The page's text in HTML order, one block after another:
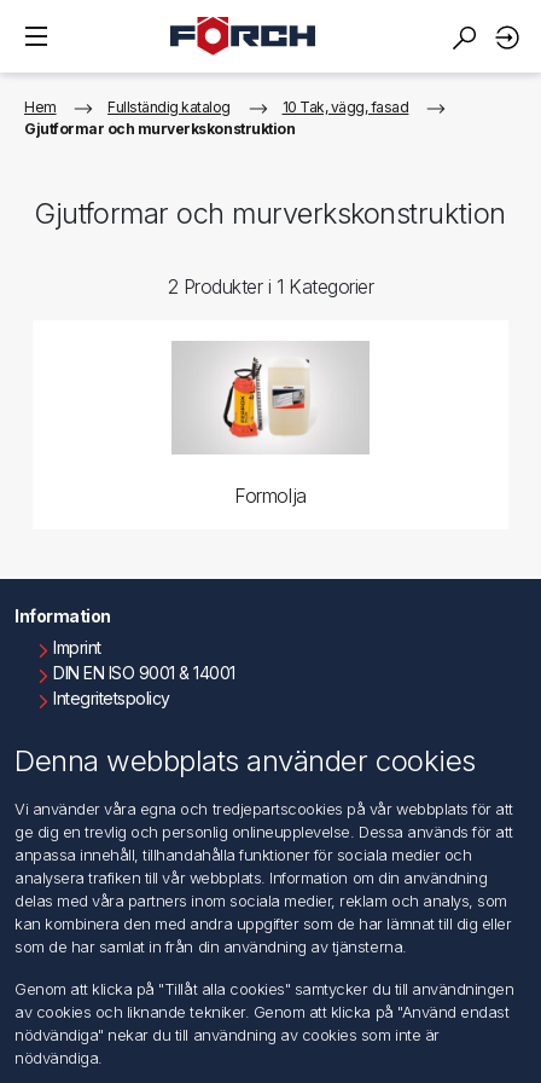
Hem Fullständig katalog
10 Tak, vägg, fasad
Gjutformar och murverkskonstruktion
Gjutformar och murverkskonstruktion
2 Produkter i 1 Kategorier
Formolja
Information
Imprint
DIN EN ISO 9001 & 14001
Integritetspolicy
Kontakta oss
Kundtjänst
Sök
Mitt konto
Mina ordrar
Mina adresser
Denna webbplats använder cookies
Vi använder våra egna och tredjepartscookies på vår webbplats för att
ge dig en trevlig och personlig onlineupplevelse. Dessa används för att
anpassa innehåll, tillhandahålla funktioner för sociala medier och
analysera trafiken till vår webbplats. Information om din användning
delas med våra partners inom sociala medier, reklam och analys, som
kan kombinera den med andra uppgifter som de har lämnat till dig eller
som de har samlat in från din användning av tjänsterna.
Genom att klicka på "Tillåt alla cookies" samtycker du till användningen
av cookies och liknande tekniker. Genom att klicka på "Använd endast
nödvändiga" nekar du till användning av cookies som inte är
nödvändiga.